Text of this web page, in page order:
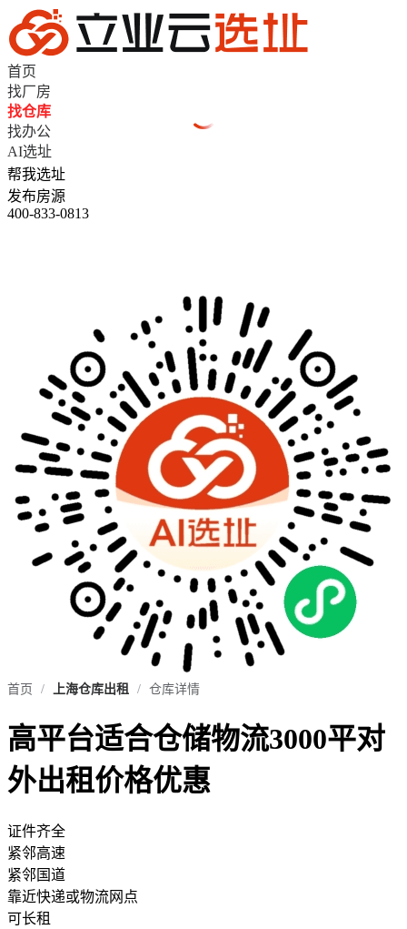
首页
找厂房
找仓库
找办公
AI选址
帮我选址
发布房源
400-833-0813
首页 / 上海仓库出租 / 仓库详情
高平台适合仓储物流3000平对
外出租价格优惠
证件齐全
紧邻高速
紧邻国道
靠近快递或物流网点
可长租